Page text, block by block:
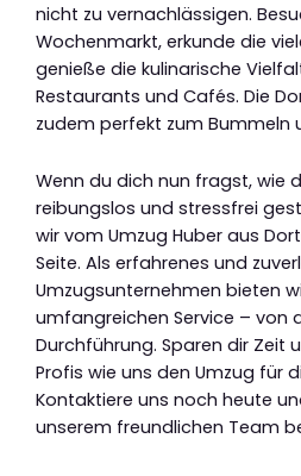
nicht zu vernachlässigen.
Wochenmarkt, erkunde die
genieße die kulinarische
Restaurants und Cafés. Die
zudem perfekt zum Bummeln
Wenn du dich nun fragst, wie
reibungslos und stressfrei
wir vom Umzug Huber aus
Seite. Als erfahrenes und
Umzugsunternehmen bieten
umfangreichen Service – von
Durchführung. Sparen dir Zeit
Profis wie uns den Umzug für
Kontaktiere uns noch heute
unserem freundlichen Team